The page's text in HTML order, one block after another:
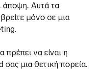
άποψη. Αυτά τα
μόνο σε μια
να είναι η
σας μια θετική πορεία.